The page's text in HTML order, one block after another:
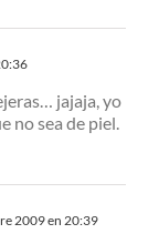
jajaja, yo
no sea de piel.
2009 en 20:39